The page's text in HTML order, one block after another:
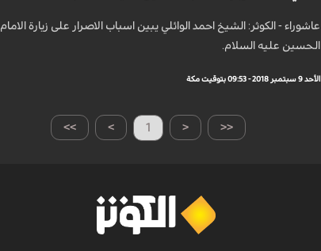
عاشوراء - الكوثر: الشيخ احمد الوائلي يبين اسباب الاصرار على زيارة الامام
الحسين عليه السلام.
الأحد 9 سبتمبر 2018 - 09:53 بتوقيت مكة
>> > 1 < <<